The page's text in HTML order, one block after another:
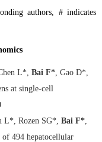
authors, # indicates
L*, Bai F*, Gao D*,
at single-cell
L*, Rozen SG*, Bai F*,
of 494 hepatocellular